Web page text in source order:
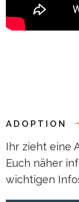
ADOPTION
Ihr zieht eine
Euch näher
wichtigen